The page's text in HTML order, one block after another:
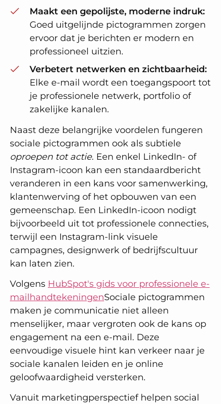
Maakt een gepolijste, moderne indruk:
Goed uitgelijnde pictogrammen zorgen
ervoor dat je berichten er modern en
professioneel uitzien.
Verbetert netwerken en zichtbaarheid:
Elke e-mail wordt een toegangspoort tot
je professionele netwerk, portfolio of
zakelijke kanalen.
Naast deze belangrijke voordelen fungeren
sociale pictogrammen ook als subtiele
oproepen tot actie. Een enkel LinkedIn- of
Instagram-icoon kan een standaardbericht
veranderen in een kans voor samenwerking,
klantenwerving of het opbouwen van een
gemeenschap. Een LinkedIn-icoon nodigt
bijvoorbeeld uit tot professionele connecties,
terwijl een Instagram-link visuele
campagnes, designwerk of bedrijfscultuur
kan laten zien.
Volgens HubSpot's gids voor professionele e-
mailhandtekeningenSociale pictogrammen
maken je communicatie niet alleen
menselijker, maar vergroten ook de kans op
engagement na een e-mail. Deze
eenvoudige visuele hint kan verkeer naar je
sociale kanalen leiden en je online
geloofwaardigheid versterken.
Vanuit marketingperspectief helpen social